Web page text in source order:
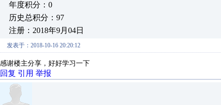
年度积分：0
历史总积分：97
注册：2018年9月04日
发表于：2018-10-16 20:20:12
感谢楼主分享，好好学习一下
回复 引用 举报